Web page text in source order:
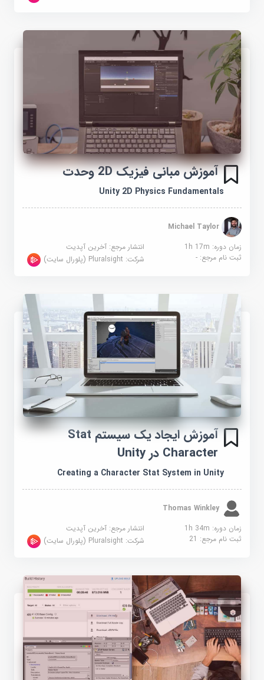
آموزش مبانی فیزیک 2D وحدت
Unity 2D Physics Fundamentals
Michael Taylor
زمان دوره: 1h 17m
انتشار مرجع:آخرین آپدیت
ثبت نام مرجع:- شرکت:Pluralsight (پلورال سایت)
آموزش ایجاد یک سیستم Stat
Character در Unity
Creating a Character Stat System in Unity
Thomas Winkley
زمان دوره: 1h 34m
انتشار مرجع:آخرین آپدیت
ثبت نام مرجع:21 شرکت:Pluralsight (پلورال سایت)